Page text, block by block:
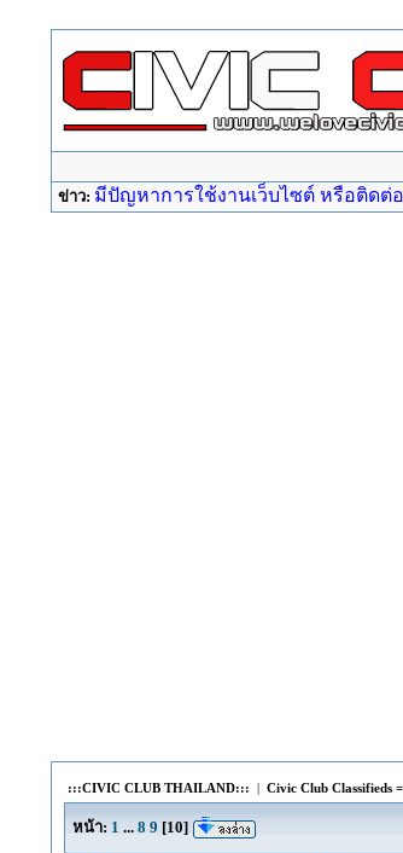
ข่าว: มีปัญหาการใช้งานเว็บไซต์ หรือติดต่
:::CIVIC CLUB THAILAND::: | Civic Club Classifieds
หน้า: 1 ... 8 9 [10]